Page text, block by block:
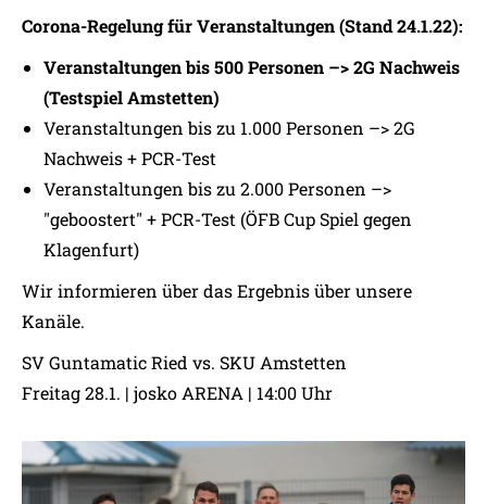
Corona-Regelung für Veranstaltungen (Stand 24.1.22):
Veranstaltungen bis 500 Personen –> 2G Nachweis
(Testspiel Amstetten)
Veranstaltungen bis zu 1.000 Personen –> 2G
Nachweis + PCR-Test
Veranstaltungen bis zu 2.000 Personen –>
"geboostert" + PCR-Test (ÖFB Cup Spiel gegen
Klagenfurt)
Wir informieren über das Ergebnis über unsere
Kanäle.
SV Guntamatic Ried vs. SKU Amstetten
Freitag 28.1. | josko ARENA | 14:00 Uhr